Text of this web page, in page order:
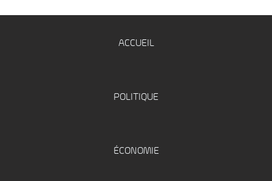
ACCUEIL
POLITIQUE
ÉCONOMIE